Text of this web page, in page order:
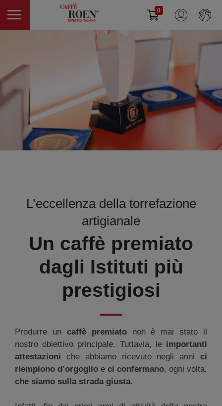
0
L’eccellenza della torrefazione
artigianale
Un caffè premiato
dagli Istituti più
prestigiosi
Produrre un caffè premiatonon è mai stato il
nostro obiettivo principale. Tuttavia, le importanti
attestazioni che abbiamo ricevuto negli anni ci
riempiono d’orgoglio e ci confermano, ogni volta,
che siamo sulla strada giusta.